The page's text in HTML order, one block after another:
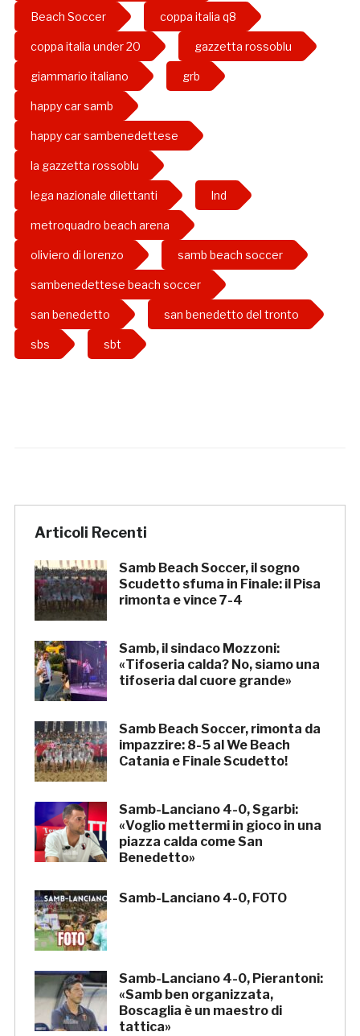
Beach Soccer coppa italia q8
coppa italia under 20 gazzetta rossoblu
giammario italiano grb
happy car samb
happy car sambenedettese
la gazzetta rossoblu
lega nazionale dilettanti lnd
metroquadro beach arena
oliviero di lorenzo samb beach soccer
sambenedettese beach soccer
san benedetto san benedetto del tronto
sbs sbt
Articoli Recenti
Samb Beach Soccer, il sogno
Scudetto sfuma in Finale: il Pisa
rimonta e vince 7-4
Samb, il sindaco Mozzoni:
«Tifoseria calda? No, siamo una
tifoseria dal cuore grande»
Samb Beach Soccer, rimonta da
impazzire: 8-5 al We Beach
Catania e Finale Scudetto!
Samb-Lanciano 4-0, Sgarbi:
«Voglio mettermi in gioco in una
piazza calda come San
Benedetto»
Samb-Lanciano 4-0, FOTO
Samb-Lanciano 4-0, Pierantoni:
«Samb ben organizzata,
Boscaglia è un maestro di
tattica»